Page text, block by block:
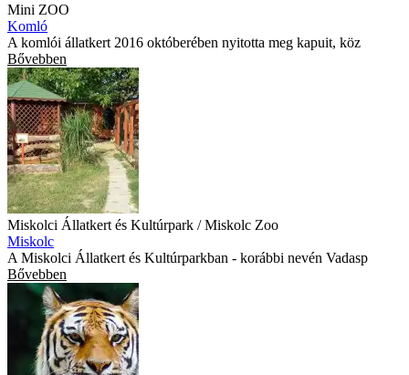
Mini ZOO
Komló
A komlói állatkert 2016 októberében nyitotta meg kapuit, köz
Bővebben
Miskolci Állatkert és Kultúrpark / Miskolc Zoo
Miskolc
A Miskolci Állatkert és Kultúrparkban - korábbi nevén Vadasp
Bővebben